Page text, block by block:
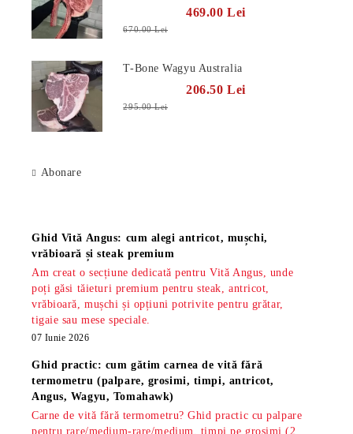
469.00 Lei
670.00 Lei
T-Bone Wagyu Australia
206.50 Lei
295.00 Lei
Abonare
Ghid Vită Angus: cum alegi antricot, mușchi,
vrăbioară și steak premium
Am creat o secțiune dedicată pentru Vită Angus, unde
poți găsi tăieturi premium pentru steak, antricot,
vrăbioară, mușchi și opțiuni potrivite pentru grătar,
tigaie sau mese speciale.
07 Iunie 2026
Ghid practic: cum gătim carnea de vită fără
termometru (palpare, grosimi, timpi, antricot,
Angus, Wagyu, Tomahawk)
Carne de vită fără termometru? Ghid practic cu palpare
pentru rare/medium-rare/medium, timpi pe grosimi (2